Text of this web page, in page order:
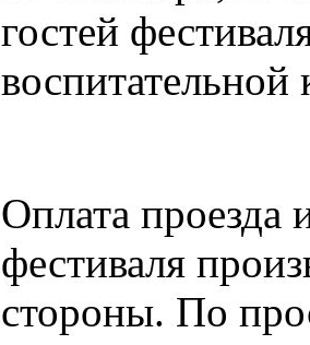
гостей
воспитательной
Оплата проезда
фестиваля
стороны. По